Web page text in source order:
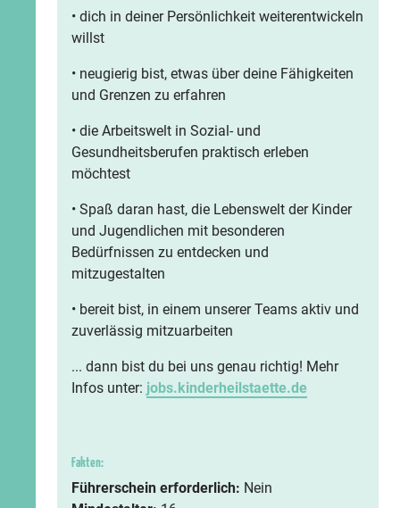
• dich in deiner Persönlichkeit weiterentwickeln
willst
• neugierig bist, etwas über deine Fähigkeiten
und Grenzen zu erfahren
• die Arbeitswelt in Sozial- und
Gesundheitsberufen praktisch erleben
möchtest
• Spaß daran hast, die Lebenswelt der Kinder
und Jugendlichen mit besonderen
Bedürfnissen zu entdecken und
mitzugestalten
• bereit bist, in einem unserer Teams aktiv und
zuverlässig mitzuarbeiten
... dann bist du bei uns genau richtig! Mehr
Infos unter: jobs.kinderheilstaette.de
Fakten:
Führerschein erforderlich: Nein